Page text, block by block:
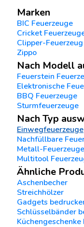
Marken
BIC Feuerzeuge
Cricket
Clipper-Feuerzeug
Zippo
Nach Modell
Feuerstein
Elektronische
BBQ Feuerzeuge
Sturmfeuerzeuge
Nach Typ
Einwegfeuerzeuge
Nachfüllbare
Metall-Feuerzeuge
Multitool
Ähnliche
Aschenbecher
Streichhölzer
Gadgets
Schlüsselbänder
Küchengeschenke